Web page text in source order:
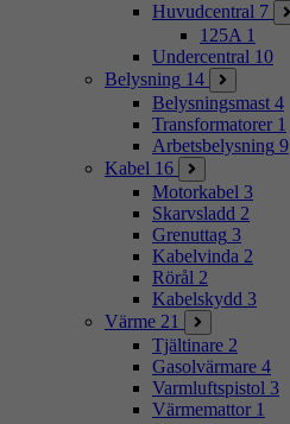
Huvudcentral 7
125A 1
Undercentral 10
Belysning 14
Belysningsmast 4
Transformatorer 1
Arbetsbelysning 9
Kabel 16
Motorkabel 3
Skarvsladd 2
Grenuttag 3
Kabelvinda 2
Rörål 2
Kabelskydd 3
Värme 21
Tjältinare 2
Gasolvärmare 4
Varmluftspistol 3
Värmemattor 1